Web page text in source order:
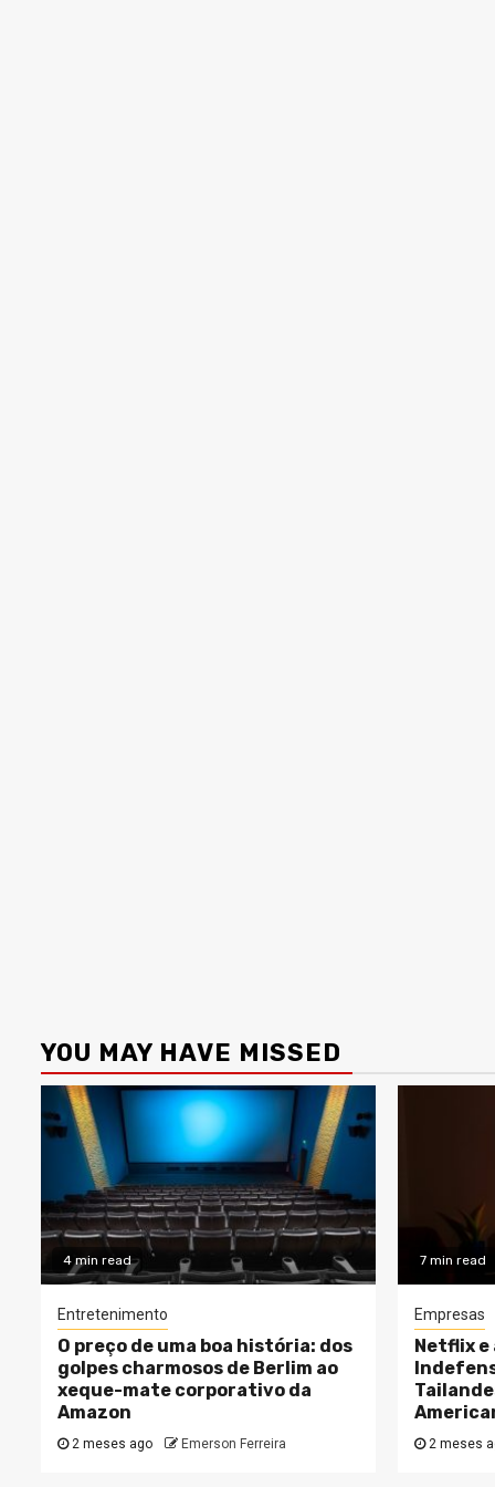
YOU MAY HAVE MISSED
4 min read
Entretenimento
O preço de uma boa história: dos
golpes charmosos de Berlim ao
xeque-mate corporativo da
Amazon
2 meses ago Emerson Ferreira
7 min read
Empresas
Netflix e
2 meses